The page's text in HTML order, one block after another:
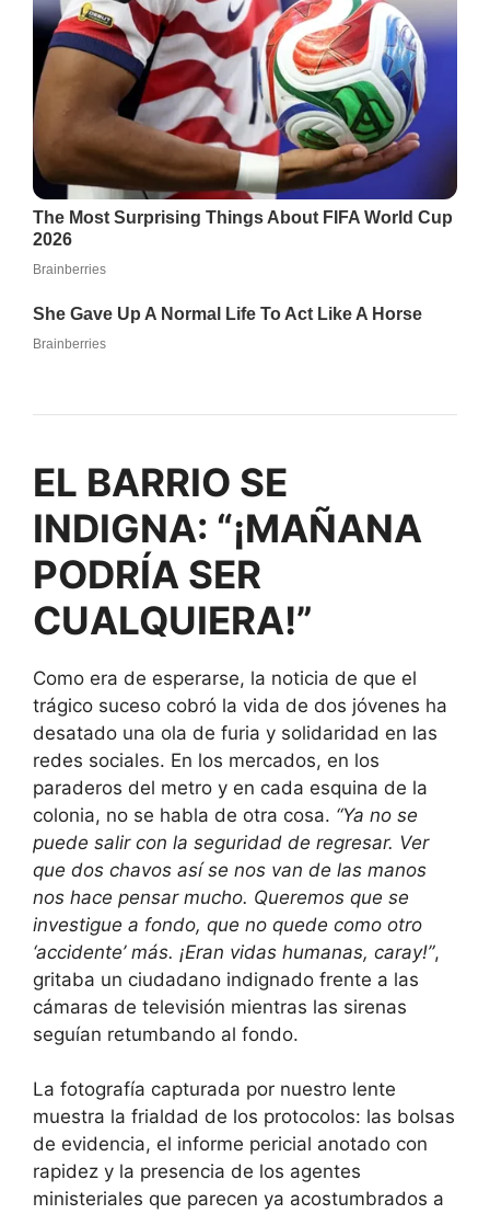
EL BARRIO SE
INDIGNA: “¡MAÑANA
PODRÍA SER
CUALQUIERA!”
Como era de esperarse, la noticia de que el
trágico suceso cobró la vida de dos jóvenes ha
desatado una ola de furia y solidaridad en las
redes sociales. En los mercados, en los
paraderos del metro y en cada esquina de la
colonia, no se habla de otra cosa. “Ya no se
puede salir con la seguridad de regresar. Ver
que dos chavos así se nos van de las manos
nos hace pensar mucho. Queremos que se
investigue a fondo, que no quede como otro
‘accidente’ más. ¡Eran vidas humanas, caray!”,
gritaba un ciudadano indignado frente a las
cámaras de televisión mientras las sirenas
seguían retumbando al fondo.
La fotografía capturada por nuestro lente
muestra la frialdad de los protocolos: las bolsas
de evidencia, el informe pericial anotado con
rapidez y la presencia de los agentes
ministeriales que parecen ya acostumbrados a